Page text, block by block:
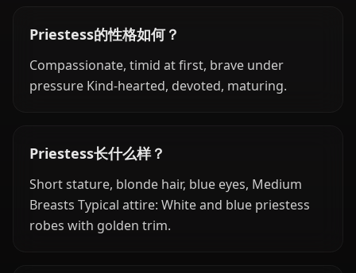
Priestess的性格如何？
Compassionate, timid at first, brave under
pressure Kind-hearted, devoted, maturing.
Priestess长什么样？
Short stature, blonde hair, blue eyes, Medium
Breasts Typical attire: White and blue priestess
robes with golden trim.